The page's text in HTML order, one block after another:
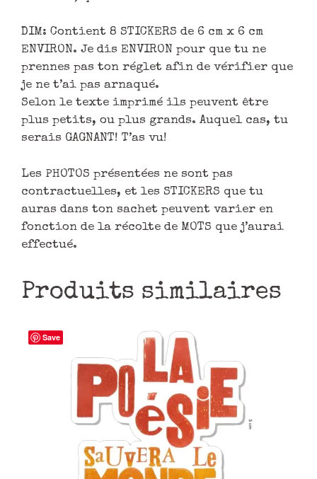
DIM: Contient 8 STICKERS de 6 cm x 6 cm
ENVIRON. Je dis ENVIRON pour que tu ne
prennes pas ton réglet afin de vérifier que
je ne t’ai pas arnaqué.
Selon le texte imprimé ils peuvent être
plus petits, ou plus grands. Auquel cas, tu
serais GAGNANT! T’as vu!
Les PHOTOS présentées ne sont pas
contractuelles, et les STICKERS que tu
auras dans ton sachet peuvent varier en
fonction de la récolte de MOTS que j’aurai
effectué.
Produits similaires
Save